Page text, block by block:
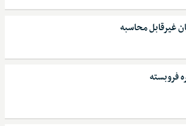
غیرقابل محاسبه
فروبسته